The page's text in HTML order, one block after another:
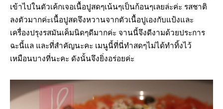
เข้าไปในตัวเค้กเจอเนื้อปูสดๆเน้นๆเป็นก้อนๆเลยล่ะค่ะ รสชาติ
ลงตัวมากค่ะเนื้อปูสดจึงหวานจากตัวเนื้อปูเองกับแป้งและ
เครื่องปรุงรสมันเค็มนิดๆดีมากค่ะ จานนี้จึงดีงามด้วยประการ
ฉะนี้แล และที่สำคัญนะคะ เมนูนี้ที่นี่ทำสดๆไม่ได้ทำทิ้งไว้
เหมือนบางที่นะคะ ดังนั้นจึงยิ่งอร่อยค่ะ